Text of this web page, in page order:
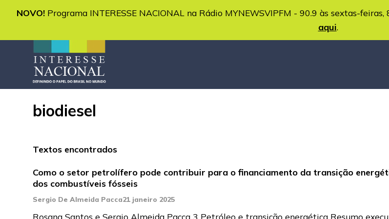
NOVO! Programa INTERESSE NACIONAL na Rádio MYNEWSVIPFM - 90.9 às sextas-feiras,
aqui.
biodiesel
Textos encontrados
Como o setor petrolífero pode contribuir para o financiamento da transição
dos combustíveis fósseis
Sergio De Almeida Pacca21 janeiro 2025
Rosana Santos e Sergio Almeida Pacca 3 Petróleo e transição energética Resumo